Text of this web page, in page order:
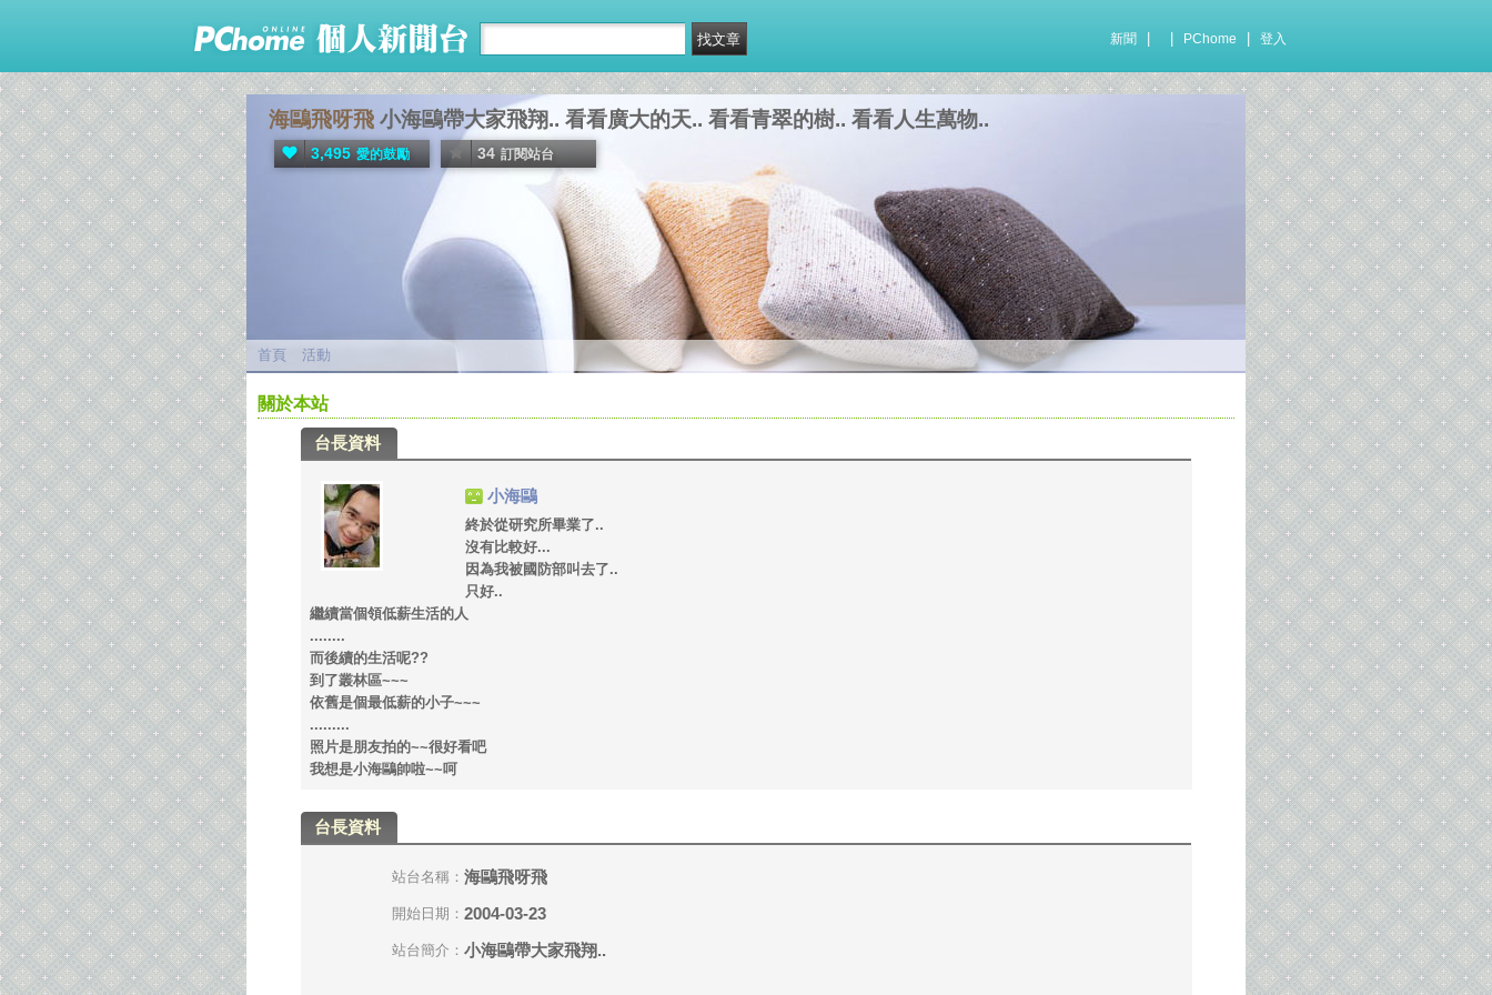
新聞 PChome 登入
海鷗飛呀飛 小海鷗帶大家飛翔.. 看看廣大的天.. 看看青翠的樹.. 看看人生萬物..
3,495 愛的鼓勵 34 訂閱站台
首頁 活動
關於本站
台長資料
小海鷗
終於從研究所畢業了..
沒有比較好...
因為我被國防部叫去了..
只好..
繼續當個領低薪生活的人
........
而後續的生活呢??
到了叢林區~~~
依舊是個最低薪的小子~~~
.........
照片是朋友拍的~~很好看吧
我想是小海鷗帥啦~~呵
台長資料
站台名稱： 海鷗飛呀飛
開始日期： 2004-03-23
站台簡介： 小海鷗帶大家飛翔..